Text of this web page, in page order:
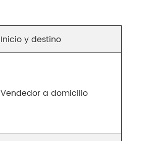
Inicio y destino
Vendedor a domicilio